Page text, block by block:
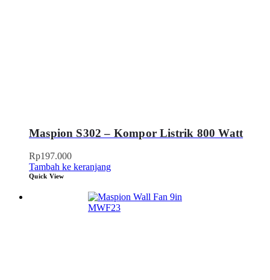
Maspion S302 – Kompor Listrik 800 Watt
Rp197.000
Tambah ke keranjang
Quick View